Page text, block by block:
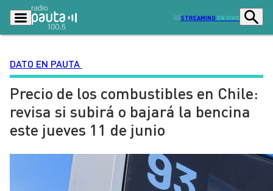
STREAMING EN VIVO
Podcasts Programas
Lo Último Actualidad
Ciudad
Radio en vivo Sostenibilidad
Tendencias Deportes
DATO EN PAUTA
Precio de los combustibles en Chile:
revisa si subirá o bajará la bencina
este jueves 11 de junio